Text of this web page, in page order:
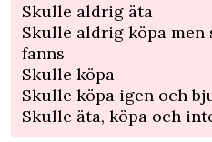
Skulle aldrig äta
Skulle aldrig köpa
fanns
Skulle köpa
Skulle köpa igen och
Skulle äta, köpa och